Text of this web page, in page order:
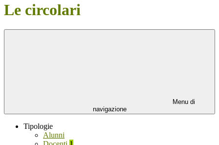
Le circolari
Menu di
navigazione
Tipologie
Alunni